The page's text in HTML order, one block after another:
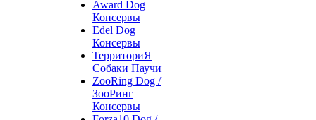
Award Dog
Консервы
Edel Dog
Консервы
ТерриториЯ
Собаки Паучи
ZooRing Dog /
ЗооРинг
Консервы